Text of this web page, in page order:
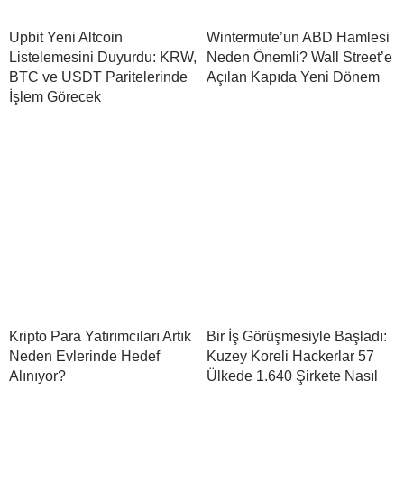
Upbit Yeni Altcoin
Listelemesini Duyurdu: KRW,
BTC ve USDT Paritelerinde
İşlem Görecek
Wintermute’un ABD Hamlesi
Neden Önemli? Wall Street’e
Açılan Kapıda Yeni Dönem
Kripto Para Yatırımcıları Artık
Neden Evlerinde Hedef
Alınıyor?
Bir İş Görüşmesiyle Başladı:
Kuzey Koreli Hackerlar 57
Ülkede 1.640 Şirkete Nasıl